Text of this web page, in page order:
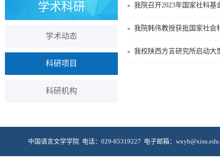
学术科研
学术动态
科研项目
科研机构
我院召开2023年国家社科基
我院韩伟教授获批国家社会
我校陕西方言研究所启动大
中国语言文学学院 电话：029-85319227 电子邮箱：